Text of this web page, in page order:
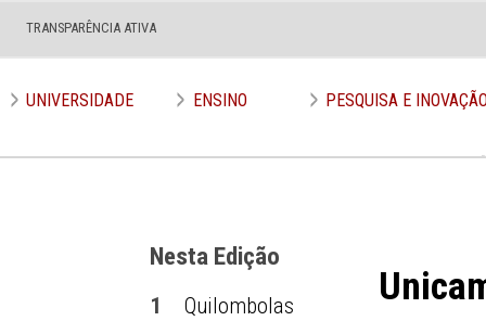
TRANSPARÊNCIA ATIVA
UNIVERSIDADE ENSINO PESQUISA E
Edição nº 637
Nesta Edição
1
Quilombolas